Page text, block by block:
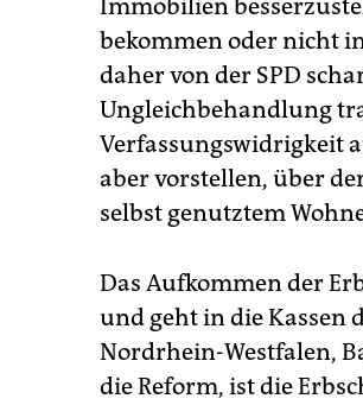
Immobilien
bekommen oder nicht
daher von der SPD
Ungleichbehandlung
Verfassungswidrigkeit
aber vorstellen, über
selbst genutztem
Das Aufkommen der
und geht in die Kassen
Nordrhein-Westfalen,
die Reform, ist die